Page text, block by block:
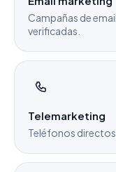
Campañas de
verificadas.
Telemarketing
Teléfonos